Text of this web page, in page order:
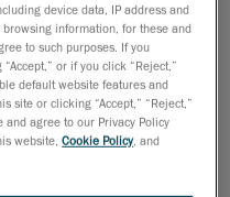
3D de luz blanca
de software de
son la solución
de la
aditiva.
device data, IP address and
information, for these and
to such purposes. If you
or if you click “Reject,”
default website features and
site or clicking “Accept,” “Reject,”
and agree to our Privacy Policy
website,Cookie Policy, and